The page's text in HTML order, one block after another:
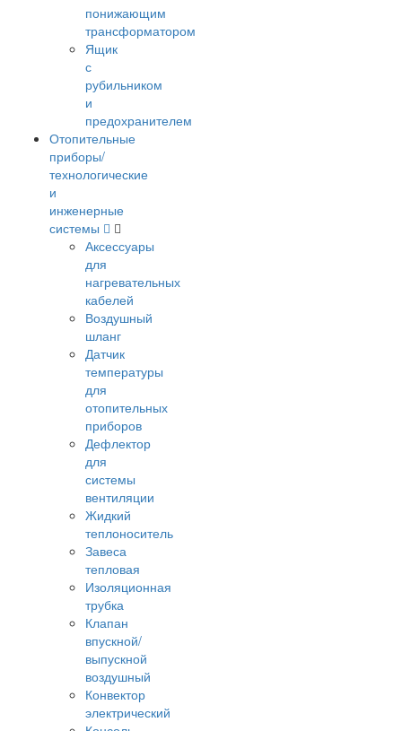
понижающим
трансформатором
Ящик
с
рубильником
и
предохранителем
Отопительные
приборы/
технологические
и
инженерные
системы
Аксессуары
для
нагревательных
кабелей
Воздушный
шланг
Датчик
температуры
для
отопительных
приборов
Дефлектор
для
системы
вентиляции
Жидкий
теплоноситель
Завеса
тепловая
Изоляционная
трубка
Клапан
впускной/
выпускной
воздушный
Конвектор
электрический